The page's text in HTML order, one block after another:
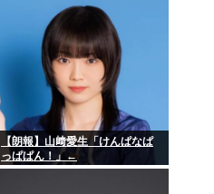
【朗報】山﨑愛生「けんぱなぱ
っぱぱん！」←